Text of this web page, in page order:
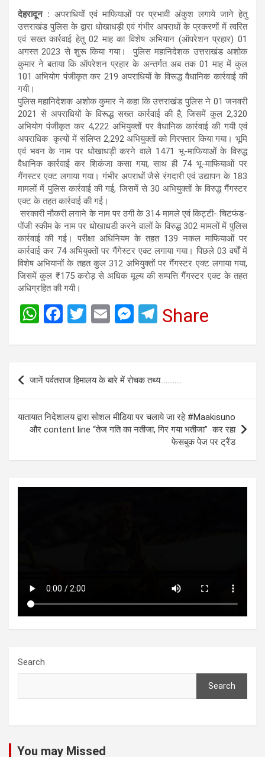
h
at
s
A
p
p
a
ce
b
o
o
k
wi
tt
er
m
ail
es
se
n
g
er
el
e
gr
a
m
देहरादून : अपराधियों एवं माफियाओं पर प्रभावी अंकुश लगाये जाने हेतु
उत्तराखंड पुलिस के द्वारा धोखाधड़ी एवं गंभीर अपराधों के प्रकरणों में त्वरित
एवं सख्त कार्रवाई हेतु 02 माह का विशेष अभियान (ऑपरेशन प्रहार) 01
अगस्त 2023 से शुरू किया गया। पुलिस महानिदेशक उत्तराखंड अशोक
कुमार ने बताया कि ऑपरेशन प्रहार के अन्तर्गत अब तक 01 माह में कुल
101 अभियोग पंजीकृत कर 219 अपराधियों के विरूद्ध वैधानिक कार्रवाई की
गयी।
पुलिस महानिदेशक अशोक कुमार ने कहा कि उत्तराखंड पुलिस ने 01 जनवरी
2021 से अपराधियों के विरूद्ध सख्त कार्रवाई की है, जिसमें कुल 2,320
अभियोग पंजीकृत कर 4,222 अभियुक्तों पर वैधानिक कार्रवाई की गयी एवं
अपराधिक कृत्यों में संलिप्त 2,292 अभियुक्तों को गिरफ्तार किया गया। भूमि
एवं भवन के नाम पर धोखाधड़ी करने वाले 1471 भू-माफियाओं के विरुद्ध
वैधानिक कार्रवाई कर शिकंजा कसा गया, साथ ही 74 भू-माफियाओं पर
गैंगस्टर एक्ट लगाया गया। गंभीर अपराधों जैसे रंगदारी एवं उद्यापन के 183
मामलों में पुलिस कार्रवाई की गई, जिसमें से 30 अभियुक्तों के विरुद्ध गैंगस्टर
एक्ट के तहत कार्रवाई की गई।
सरकारी नौकरी लगाने के नाम पर ठगी के 314 मामले एवं किट्टी- चिटफंड-
पोंजी स्कीम के नाम पर धोखाधडी करने वालों के विरुद्ध 302 मामलों में पुलिस
कार्रवाई की गई। परीक्षा अधिनियम के तहत 139 नकल माफियाओं पर
कार्रवाई कर 74 अभियुक्तों पर गैंगेस्टर एक्ट लगाया गया। पिछले 03 वर्षों में
विशेष अभियानों के तहत कुल 312 अभियुक्तों पर गैंगस्टर एक्ट लगाया गया,
जिसमें कुल ₹175 करोड़ से अधिक मूल्य की सम्पत्ति गैंगस्टर एक्ट के तहत
अधिग्रहित की गयी।
W
at
s
A
p
p
F
ce
o
o
k
T
tt
er
E
ail
M
se
g
er
T
e
a
m
Share
Post
navigation
जानें पर्वतराज हिमालय के बारे में रोचक तथ्य…………
यातायात निदेशालय द्वारा सोशल मीडिया पर चलाये जा रहे #Maakisuno
और content line “तेज गति का नतीजा, गिर गया भतीजा” कर रहा
फेसबुक पेज पर ट्रैंड
Search
Search
You may Missed